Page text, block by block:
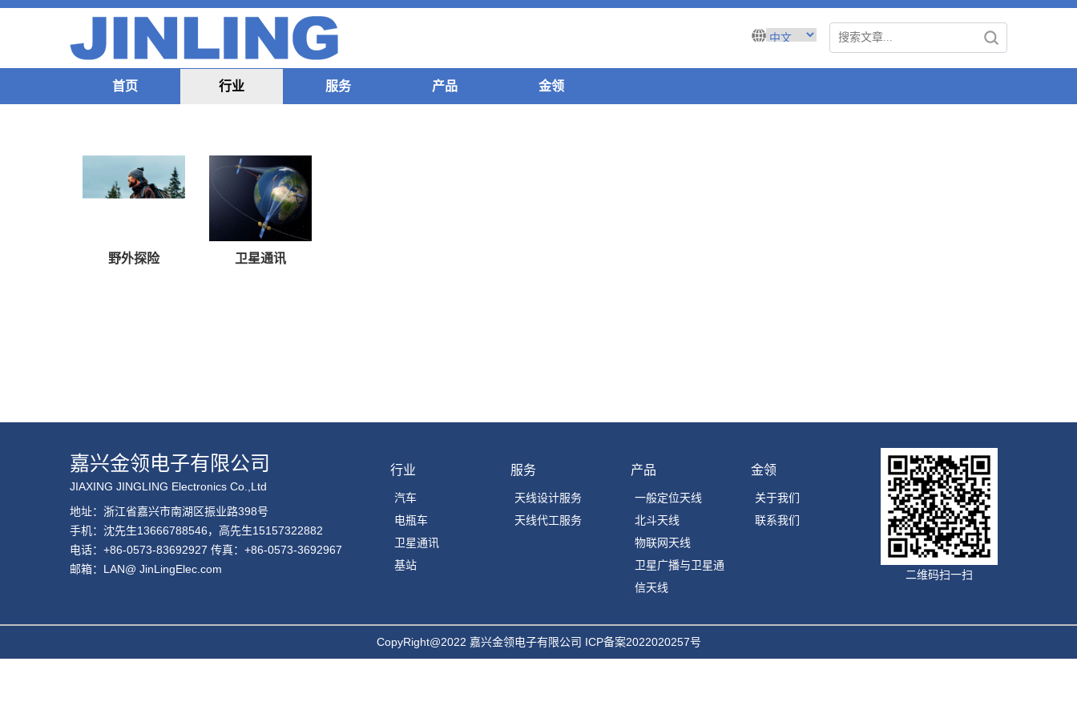
首页 行业 服务 产品 金领
野外探险 卫星通讯
嘉兴金领电子有限公司
JIAXING JINGLING Electronics Co.,Ltd
地址：浙江省嘉兴市南湖区振业路398号
手机：沈先生13666788546，高先生15157322882
电话：+86-0573-83692927 传真：+86-0573-3692967
邮箱：LAN@ JinLingElec.com
行业
汽车
电瓶车
卫星通讯
基站
服务
天线设计服务
天线代工服务
产品
一般定位天线
北斗天线
物联网天线
卫星广播与卫星通
信天线
金领
关于我们
联系我们
二维码扫一扫
CopyRight@2022 嘉兴金领电子有限公司 ICP备案2022020257号